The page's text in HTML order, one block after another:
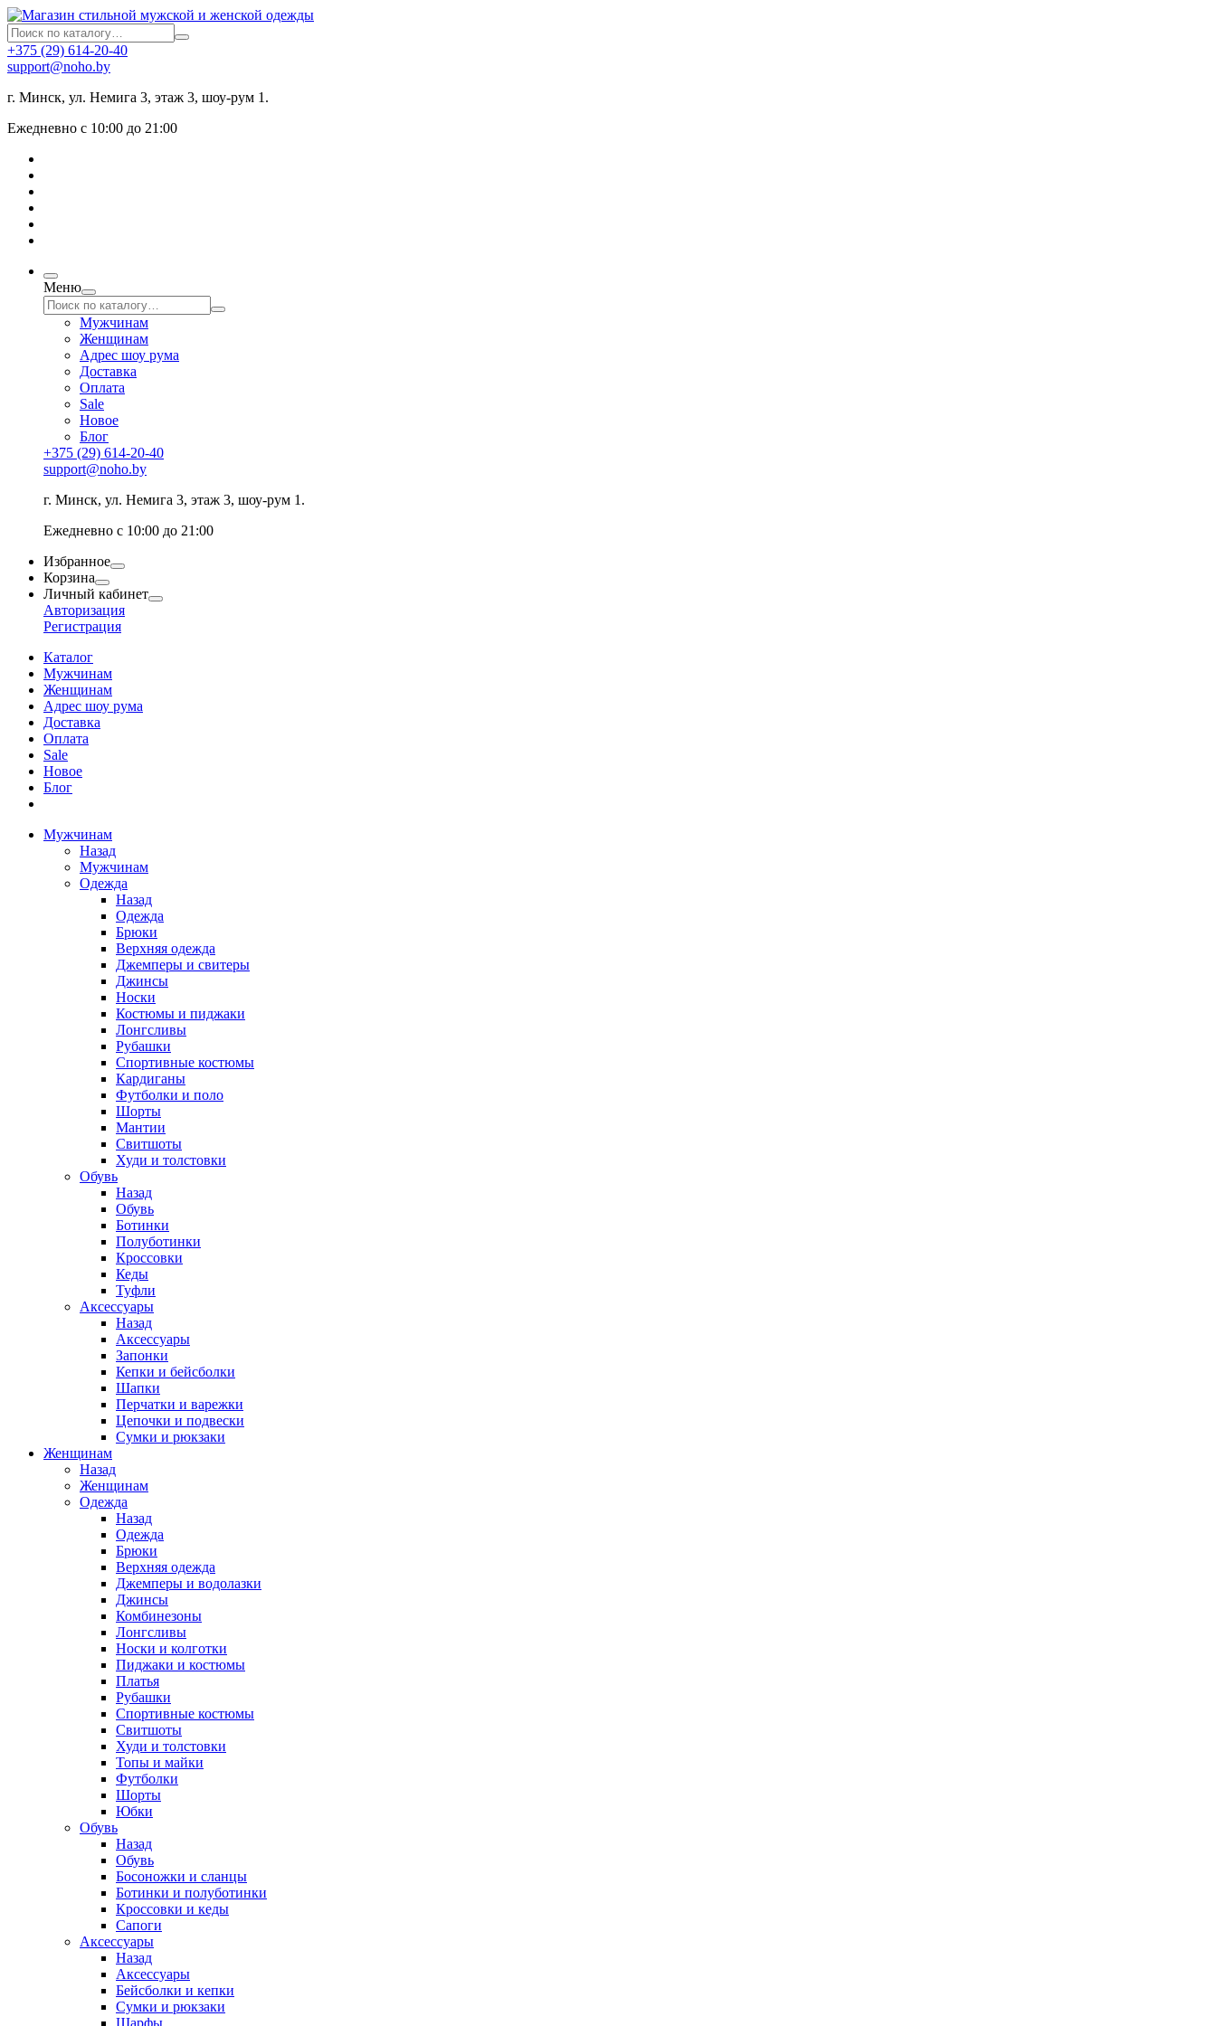
+375 (29) 614-20-40
support@noho.by
г. Минск, ул. Немига 3, этаж 3, шоу-рум 1.
Ежедневно с 10:00 до 21:00
Меню
Мужчинам
Женщинам
Адрес шоу рума
Доставка
Оплата
Sale
Новое
Блог
+375 (29) 614-20-40
support@noho.by
г. Минск, ул. Немига 3, этаж 3, шоу-рум 1.
Ежедневно с 10:00 до 21:00
Избранное
Корзина
Личный кабинет
Авторизация
Регистрация
Каталог
Мужчинам
Женщинам
Адрес шоу рума
Доставка
Оплата
Sale
Новое
Блог
Мужчинам
Назад
Мужчинам
Одежда
Назад
Одежда
Брюки
Верхняя одежда
Джемперы и свитеры
Джинсы
Носки
Костюмы и пиджаки
Лонгсливы
Рубашки
Спортивные костюмы
Кардиганы
Футболки и поло
Шорты
Мантии
Свитшоты
Худи и толстовки
Обувь
Назад
Обувь
Ботинки
Полуботинки
Кроссовки
Кеды
Туфли
Аксессуары
Назад
Аксессуары
Запонки
Кепки и бейсболки
Шапки
Перчатки и варежки
Цепочки и подвески
Сумки и рюкзаки
Женщинам
Назад
Женщинам
Одежда
Назад
Одежда
Брюки
Верхняя одежда
Джемперы и водолазки
Джинсы
Комбинезоны
Лонгсливы
Носки и колготки
Пиджаки и костюмы
Платья
Рубашки
Спортивные костюмы
Свитшоты
Худи и толстовки
Топы и майки
Футболки
Шорты
Юбки
Обувь
Назад
Обувь
Босоножки и сланцы
Ботинки и полуботинки
Кроссовки и кеды
Сапоги
Аксессуары
Назад
Аксессуары
Бейсболки и кепки
Сумки и рюкзаки
Шарфы